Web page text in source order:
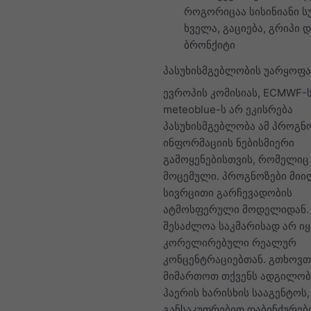
როგორიცაა სისინიანი
ხველა, გაციება, გრიპი
ბრონქიტი
პასუხისმგებლობის უარყოფა
ევროპის კომისიას, ECMWF-
meteoblue-ს არ ეკისრება
პასუხისმგებლობა ამ
ინფორმაციის ნებისმიერი
გამოყენებისთვის, რომელიც
მოცემული. პროგნოზები
სივრცითი გარჩევადობის
ატმოსფერული მოდელიდან.
შესაძლოა საკმარისად არ
კორელირებული რეალურ
კონცენტრაციებთან.
მიმართოთ თქვენს
ჰაერის ხარისხის სააგენტოს,